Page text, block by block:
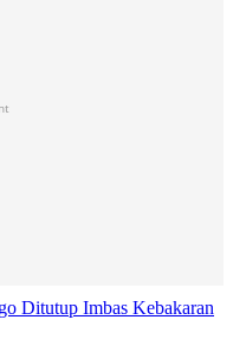
Ditutup Imbas Kebakaran